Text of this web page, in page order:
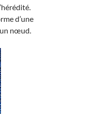
d’une
un nœud.